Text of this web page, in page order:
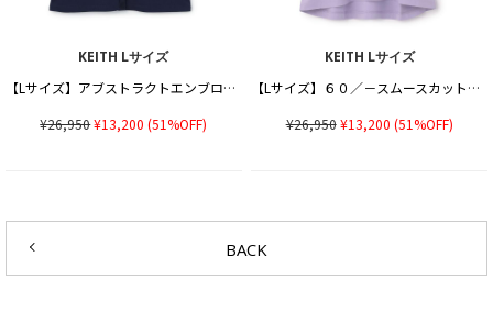
KEITH Lサイズ
【Lサイズ】アブストラクトエンブロイダリーカットソー
¥26,950¥13,200 (51%OFF)
KEITH Lサイズ
【Lサイズ】６０／－スムースカットソープルオーバー
¥26,950¥13,200 (51%OFF)
BACK